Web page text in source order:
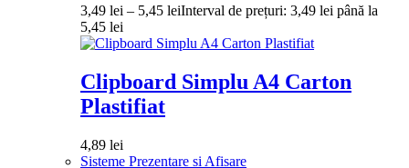
3,49 lei – 5,45 leiInterval de prețuri: 3,49 lei până la
5,45 lei
Clipboard Simplu A4 Carton
Plastifiat
4,89 lei
Sisteme Prezentare si Afisare